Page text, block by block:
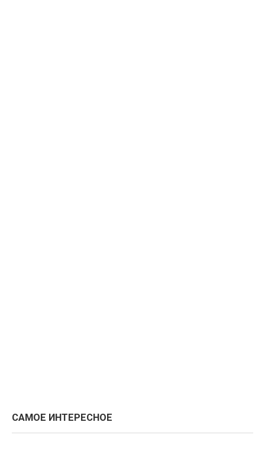
САМОЕ ИНТЕРЕСНОЕ